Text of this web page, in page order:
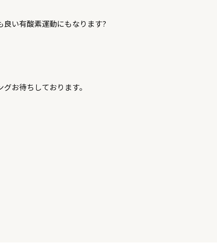
良い有酸素運動にもなります?
お待ちしております。